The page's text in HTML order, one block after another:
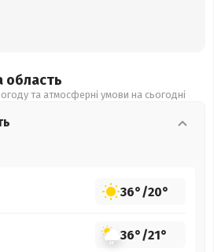
область
та атмосферні умови на сьогодні
36°/20°
36°/21°